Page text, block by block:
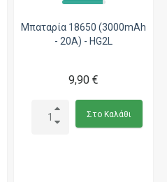
Μπαταρία 18650 (3000mAh
- 20A) - HG2L
9,90 €
Στο Καλάθι